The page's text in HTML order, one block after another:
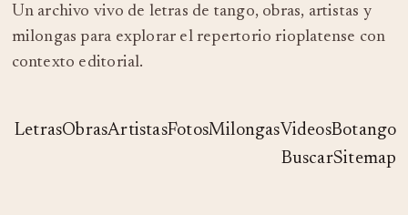
Un archivo vivo de letras de tango, obras, artistas y
milongas para explorar el repertorio rioplatense con
contexto editorial.
LetrasObrasArtistasFotosMilongasVideosBotango
BuscarSitemap